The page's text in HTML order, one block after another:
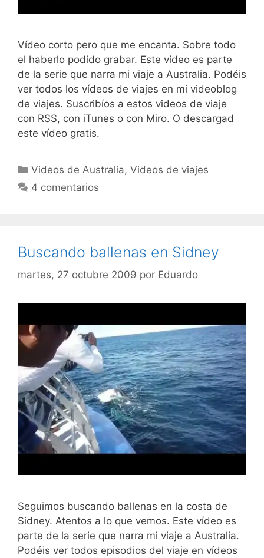
Vídeo corto pero que me encanta. Sobre todo
el haberlo podido grabar. Este vídeo es parte
de la serie que narra mi viaje a Australia. Podéis
ver todos los vídeos de viajes en mi videoblog
de viajes. Suscribíos a estos videos de viaje
con RSS, con iTunes o con Miro. O descargad
este vídeo gratis.
Categorías
Videos de Australia,Videos de viajes
4 comentarios
Buscando ballenas en Sidney
martes, 27 octubre 2009 por Eduardo
Seguimos buscando ballenas en la costa de
Sidney. Atentos a lo que vemos. Este vídeo es
parte de la serie que narra mi viaje a Australia.
Podéis ver todos episodios del viaje en vídeos